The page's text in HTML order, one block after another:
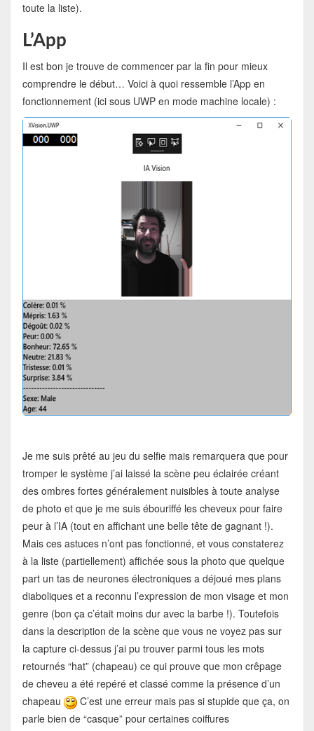
toute la liste).
L’App
Il est bon je trouve de commencer par la fin pour mieux
comprendre le début… Voici à quoi ressemble l’App en
fonctionnement (ici sous UWP en mode machine locale) :
Je me suis prêté au jeu du selfie mais remarquera que pour
tromper le système j’ai laissé la scène peu éclairée créant
des ombres fortes généralement nuisibles à toute analyse
de photo et que je me suis ébouriffé les cheveux pour faire
peur à l’IA (tout en affichant une belle tête de gagnant !).
Mais ces astuces n’ont pas fonctionné, et vous constaterez
à la liste (partiellement) affichée sous la photo que quelque
part un tas de neurones électroniques a déjoué mes plans
diaboliques et a reconnu l’expression de mon visage et mon
genre (bon ça c’était moins dur avec la barbe !). Toutefois
dans la description de la scène que vous ne voyez pas sur
la capture ci-dessus j’ai pu trouver parmi tous les mots
retournés “hat” (chapeau) ce qui prouve que mon crêpage
de cheveu a été repéré et classé comme la présence d’un
chapeau
C’est une erreur mais pas si stupide que ça, on
parle bien de “casque” pour certaines coiffures